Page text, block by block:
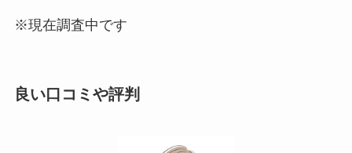
※現在調査中です
良い口コミや評判